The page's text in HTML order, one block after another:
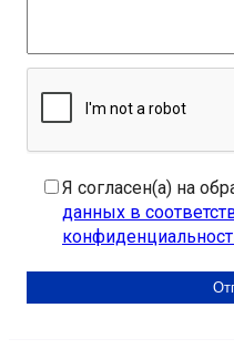
Я согласен(а) на
данных в